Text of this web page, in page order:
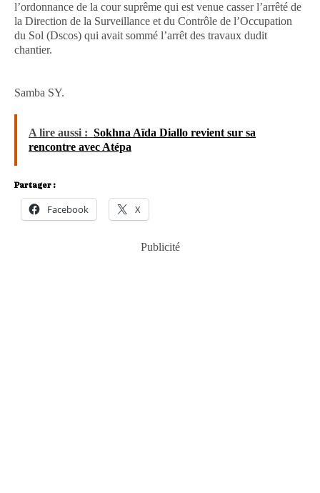
l’ordonnance de la cour suprême qui est venue casser l’arrêté de
la Direction de la Surveillance et du Contrôle de l’Occupation
du Sol (Dscos) qui avait sommé l’arrêt des travaux dudit
chantier.
Samba SY.
A lire aussi : Sokhna Aïda Diallo revient sur sa
rencontre avec Atépa
Partager :
Facebook X
Publicité